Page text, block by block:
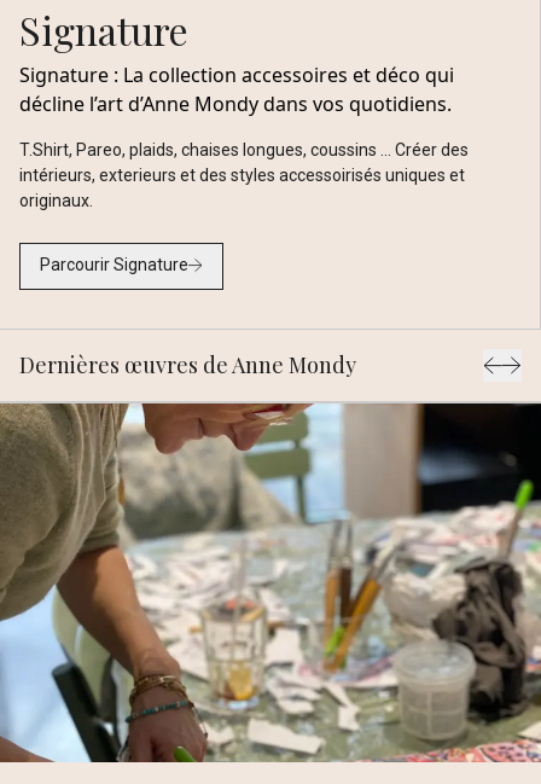
Signature
Signature : La collection accessoires et déco qui
décline l’art d’Anne Mondy dans vos quotidiens.
T.Shirt, Pareo, plaids, chaises longues, coussins ... Créer des
intérieurs, exterieurs et des styles accessoirisés uniques et
originaux.
Parcourir Signature
Dernières œuvres de Anne Mondy